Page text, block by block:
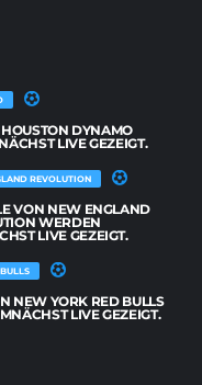
DYNAMO
LIVE GEZEIGT.
REVOLUTION
VON NEW ENGLAND
WERDEN
LIVE GEZEIGT.
NEW YORK RED BULLS
LIVE GEZEIGT.